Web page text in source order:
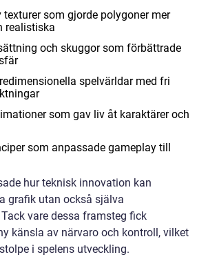
texturer som gjorde polygoner mer
realistiska
och skuggor som förbättrade
spelvärldar med fri
som gav liv åt karaktärer och
som anpassade gameplay till
hur teknisk innovation kan
grafik utan också själva
vare dessa framsteg fick
känsla av närvaro och kontroll, vilket
i spelens utveckling.